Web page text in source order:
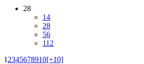
28
14
28
56
112
1 2345678910[+10]